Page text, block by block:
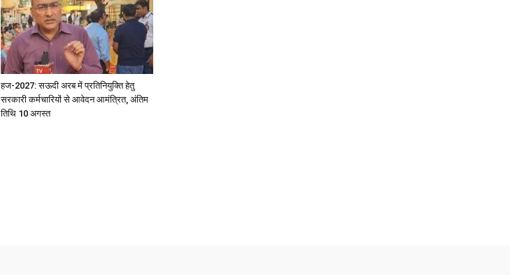
हज-2027: सऊदी अरब में प्रतिनियुक्ति हेतु
सरकारी कर्मचारियों से आवेदन आमंत्रित, अंतिम
तिथि 10 अगस्त